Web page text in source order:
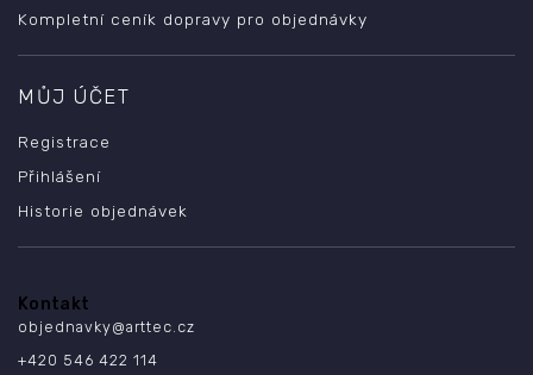
Kompletní ceník dopravy pro objednávky
MŮJ ÚČET
Registrace
Přihlášení
Historie objednávek
Kontakt
objednavky@arttec.cz
+420 546 422 114